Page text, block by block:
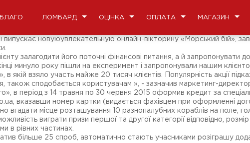
ЛОМБАРД ОЦІНКА ОПЛАТА МАГАЗИН
випускає новуюувлекательную онлайн-вікторину «Морський бій»,
залагодити його поточні фінансові питання, а й запропонувати
кінці минуло року пішли на експеримент і запропонували нашим
якій взяло участь майже 20 тисяч клієнтів. Популярність акції
також сподобається користувачам », - зазначив маркетинг-
в період з 14 травня по 30 червня 2015 оформив кредит за
вказавши номер картки (видається фахівцем при оформленні
вгадати місце розташування 10 разнопалубних кораблів на
виграти призи першої та другої категорії відповідно,
в рівних частинах.
більше 25 спроб, автоматично стають учасниками розіграшу